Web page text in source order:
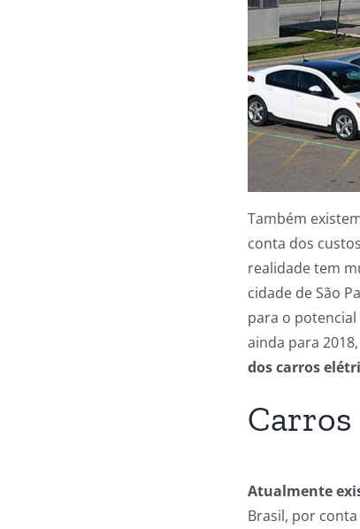
Também
conta dos
realidade tem
cidade de São
para o
ainda para 2018,
dos carros
Atualmente
Brasil, por